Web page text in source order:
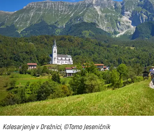
Kolesarjenje v Drežnici, ©Tomo Jeseničnik